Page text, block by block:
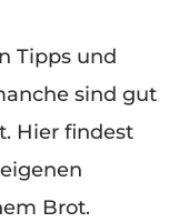
Tipps und
sind gut
Hier findest
Brot.